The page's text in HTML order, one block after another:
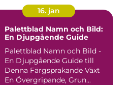
16. jan
Palettblad Namn och Bild:
En Djupgående Guide
Palettblad Namn och Bild -
En Djupgående Guide till
Denna Färgsprakande Växt
En Övergripande, Grun...